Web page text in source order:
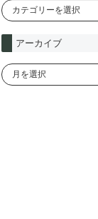
アーカイブ